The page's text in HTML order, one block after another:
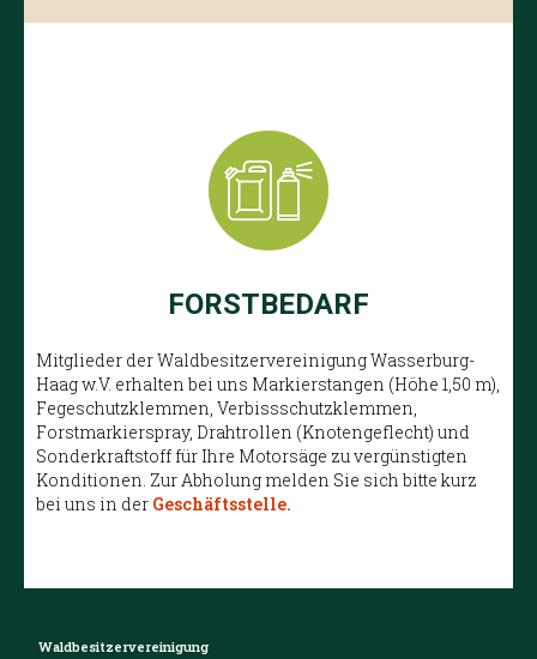
FORSTBEDARF
Mitglieder der Waldbesitzervereinigung Wasserburg-
Haag w.V. erhalten bei uns Markierstangen (Höhe 1,50 m),
Fegeschutzklemmen, Verbissschutzklemmen,
Forstmarkierspray, Drahtrollen (Knotengeflecht) und
Sonderkraftstoff für Ihre Motorsäge zu vergünstigten
Konditionen. Zur Abholung melden Sie sich bitte kurz
bei uns in der Geschäftsstelle.
Waldbesitzervereinigung